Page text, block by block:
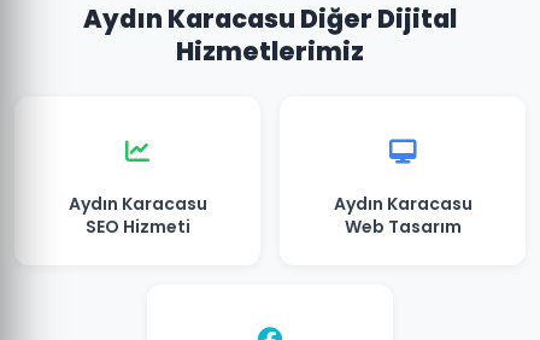
Aydın Karacasu Diğer Dijital
Hizmetlerimiz
Aydın Karacasu
SEO Hizmeti
Aydın Karacasu
Web Tasarım